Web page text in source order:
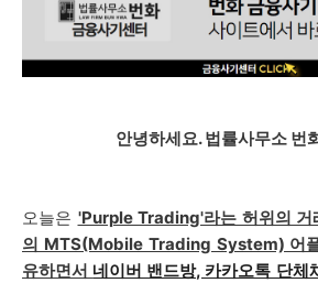
안녕하세요. 법률사무소 번
오늘은 'Purple Trading'라는 허위의 거
의 MTS(Mobile Trading System) 어
유하면서 네이버 밴드방, 카카오톡 단체